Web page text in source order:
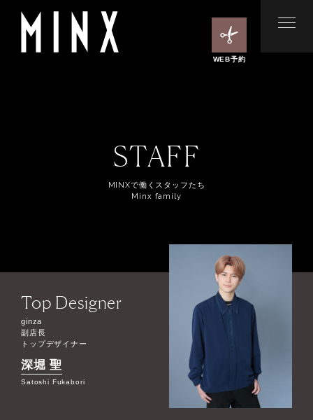
WEB予約
STAFF
MINXで働くスタッフたち
Minx family
Top Designer
ginza
副店長
トップデザイナー
深堀 聖
Satoshi Fukabori